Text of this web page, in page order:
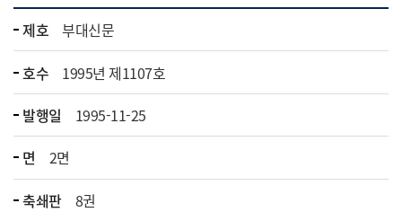
제호
부대신문
호수
1995년 제1107호
발행일
1995-11-25
면
2면
축쇄판
8권